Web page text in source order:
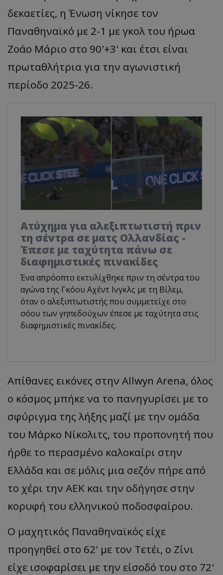
δεκαετίες, η Ένωση νίκησε τον
Παναθηναϊκό με 2-1 με γκολ του ήρωα
Ζοάο Μάριο στο 90'+3' και έτσι είναι
πρωταθλήτρια για την αγωνιστική
περίοδο 2025-26.
Ατύχημα για αλεξιπτωτιστή πριν
τη σέντρα σε ματς Ολλανδίας -
Έπεσε με ταχύτητα πάνω σε
διαφημιστικές πινακίδες
Ένα απρόοπτο εκτυλίχθηκε πριν τη σέντρα του
αγώνα της Γκόου Αχέντ Ινγκλς με τη Βίλεμ,
όταν ο αλεξιπτωτιστής που συμμετείχε στο
σόου των γηπεδούχων έπεσε με ταχύτητα στις
διαφημιστικές πινακίδες.
Απίθανες εικόνες στην Allwyn Arena, όλος
ο κόσμος μπήκε να το πανηγυρίσει με το
σφύριγμα της λήξης μαζί με την ομάδα
του Μάρκο Νίκολιτς, του προπονητή που
ήρθε το περασμένο καλοκαίρι στην
Ελλάδα και σε μόλις μια σεζόν πήρε από
το χέρι την ΑΕΚ και την οδήγησε στην
κορυφή του ελληνικού ποδοσφαίρου.
Ο μαχητικός Παναθηναϊκός είχε
προηγηθεί στο 62' με τον Τετέι, ο Ζίνι
είχε ισοφαρίσει με την είσοδό του στο 72'